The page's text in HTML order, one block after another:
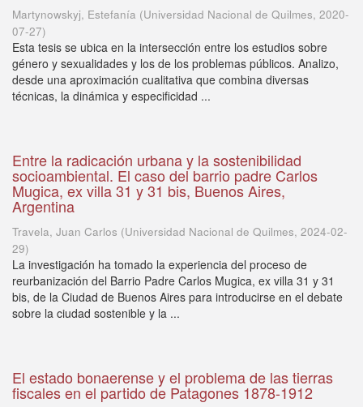
Martynowskyj, Estefanía (Universidad Nacional de Quilmes, 2020-
07-27)
Esta tesis se ubica en la intersección entre los estudios sobre
género y sexualidades y los de los problemas públicos. Analizo,
desde una aproximación cualitativa que combina diversas
técnicas, la dinámica y especificidad ...
Entre la radicación urbana y la sostenibilidad
socioambiental. El caso del barrio padre Carlos
Mugica, ex villa 31 y 31 bis, Buenos Aires,
Argentina
Travela, Juan Carlos (Universidad Nacional de Quilmes, 2024-02-
29)
La investigación ha tomado la experiencia del proceso de
reurbanización del Barrio Padre Carlos Mugica, ex villa 31 y 31
bis, de la Ciudad de Buenos Aires para introducirse en el debate
sobre la ciudad sostenible y la ...
El estado bonaerense y el problema de las tierras
fiscales en el partido de Patagones 1878-1912